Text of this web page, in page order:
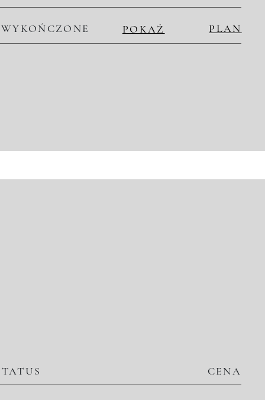
WYKOŃCZONE POKAŻ PLAN
CENA